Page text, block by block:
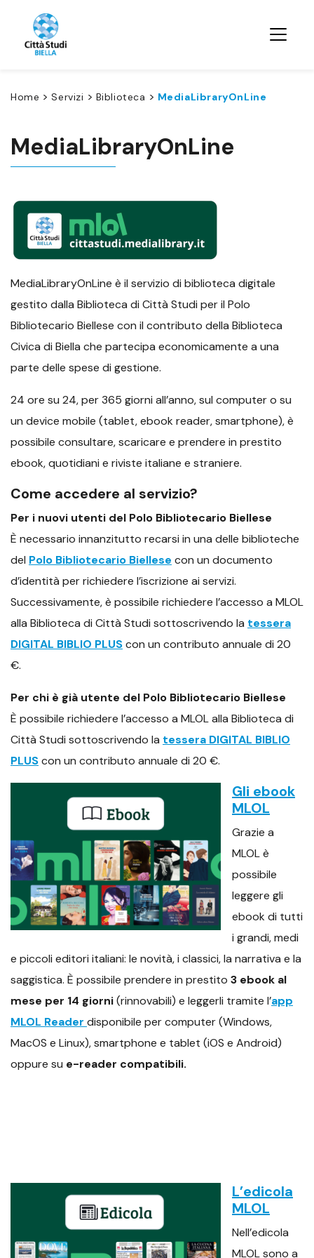
Home >Servizi > Biblioteca > MediaLibraryOnLine
MediaLibraryOnLine
MediaLibraryOnLine è il servizio di biblioteca digitale
gestito dalla Biblioteca di Città Studi per il Polo
Bibliotecario Biellese con il contributo della Biblioteca
Civica di Biella che partecipa economicamente a una
parte delle spese di gestione.
24 ore su 24, per 365 giorni all’anno, sul computer o su
un device mobile (tablet, ebook reader, smartphone), è
possibile consultare, scaricare e prendere in prestito
ebook, quotidiani e riviste italiane e straniere.
Come accedere al servizio?
Per i nuovi utenti del Polo Bibliotecario Biellese
È necessario innanzitutto recarsi in una delle biblioteche
del Polo Bibliotecario Biellese con un documento
d’identità per richiedere l’iscrizione ai servizi.
Successivamente, è possibile richiedere l’accesso a MLOL
alla Biblioteca di Città Studi sottoscrivendo la tessera
DIGITAL BIBLIO PLUScon un contributo annuale di 20
€.
Per chi è già utente del Polo Bibliotecario Biellese
È possibile richiedere l’accesso a MLOL alla Biblioteca di
Città Studi sottoscrivendo la tessera DIGITAL BIBLIO
PLUScon un contributo annuale di 20 €.
Gli ebook
MLOL
Grazie a
MLOL è
possibile
leggere gli
ebook di tutti
i grandi, medi
e piccoli editori italiani: le novità, i classici, la narrativa e la
saggistica. È possibile prendere in prestito 3 ebook al
mese per 14 giorni(rinnovabili) e leggerli tramite l’app
MLOL Reader disponibile per computer (Windows,
MacOS e Linux), smartphone e tablet (iOS e Android)
oppure su e-reader compatibili.
L’edicola
MLOL
Nell’edicola
MLOL sono a